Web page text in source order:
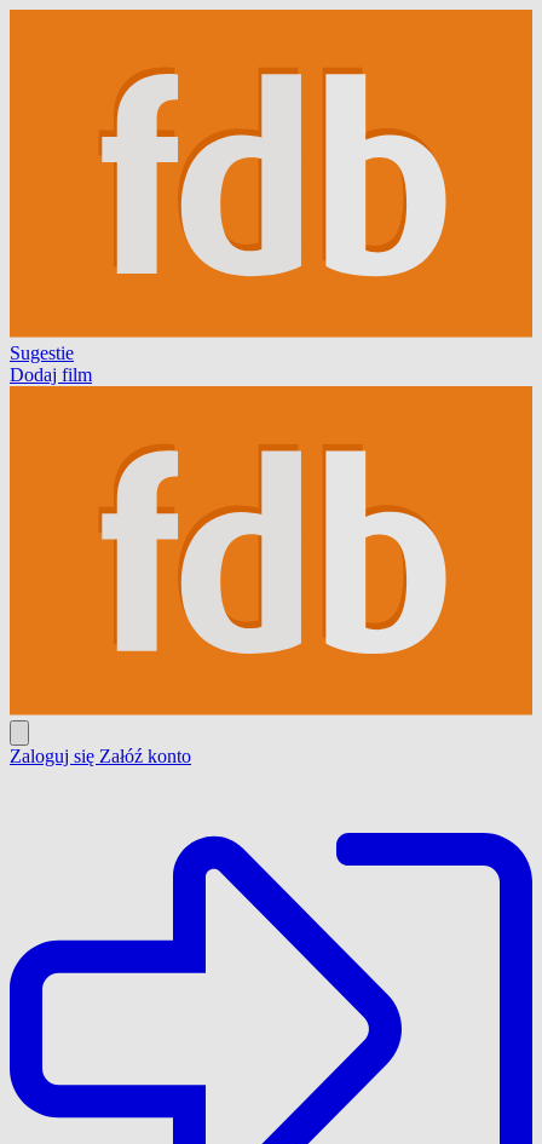
Sugestie
Dodaj film
Zaloguj się Załóź konto